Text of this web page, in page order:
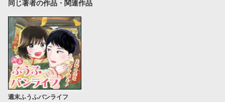
同じ著者の作品・関連作品
週末ふうふバンライフ